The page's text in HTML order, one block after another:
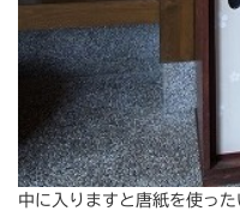
中に入りますと唐紙を使っ